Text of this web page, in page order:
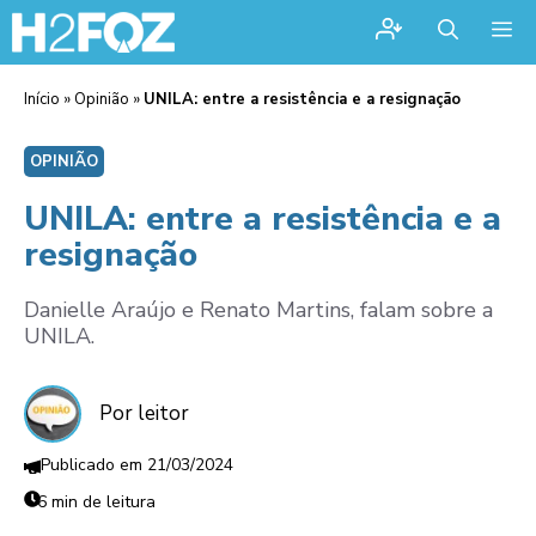
Início »Opinião » UNILA: entre a resistência e a resignação
OPINIÃO
UNILA: entre a resistência e a
resignação
Danielle Araújo e Renato Martins, falam sobre a
UNILA.
Por leitor
21/03/2024
6 min de leitura